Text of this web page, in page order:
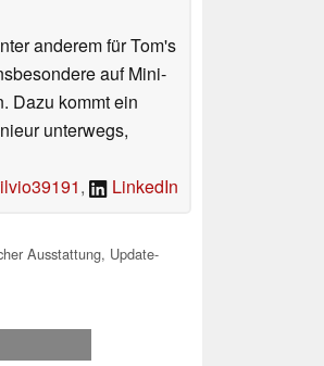
anderem für Tom's
auf Mini-
Dazu kommt ein
unterwegs,
, LinkedIn
Ausstattung, Update-